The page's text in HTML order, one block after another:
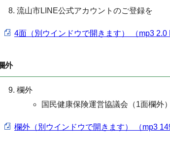
流山市LINE公式アカウントのご登録を
4面（別ウインドウで開きます） （mp3 2.0
外
欄外
国民健康保険運営協議会（1面欄外）
欄外（別ウインドウで開きます） （mp3